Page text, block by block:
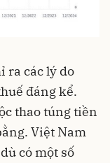
ra các lý do
đáng kể.
thao túng tiền
Việt Nam
có một số